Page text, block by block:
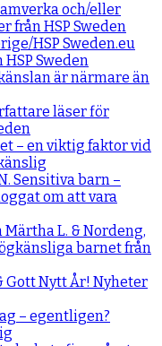
och/eller
från HSP Sweden
HSP Sweden.eu
Sweden
är närmare än
läser för
– en viktig faktor vid
Sensitiva barn –
om att vara
Märtha L. & Nordeng,
barnet från
Gott Nytt År! Nyheter
– egentligen?